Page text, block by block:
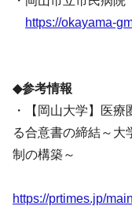
https://okayama-
◆参考情報
・【岡山大学】医
る合意書の締結～大
制の構築～
https://prtimes.jp/